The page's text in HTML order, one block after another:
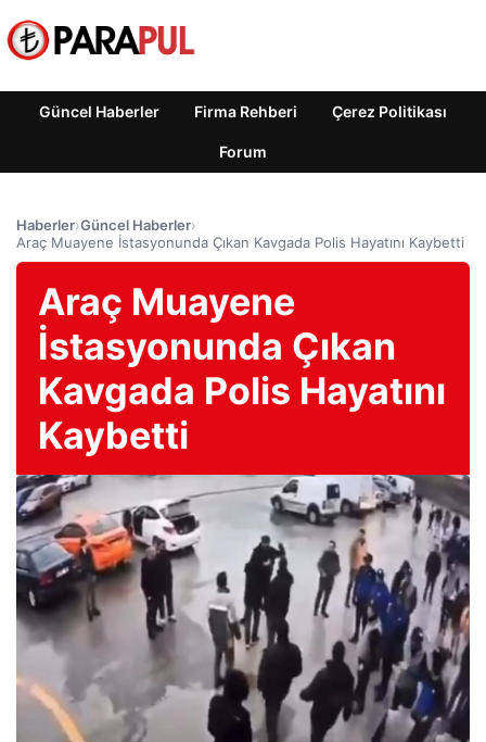
Güncel Haberler Firma Rehberi Çerez Politikası
Forum
Haberler›Güncel Haberler›
Araç Muayene İstasyonunda Çıkan Kavgada Polis Hayatını Kaybetti
Araç Muayene
İstasyonunda Çıkan
Kavgada Polis Hayatını
Kaybetti